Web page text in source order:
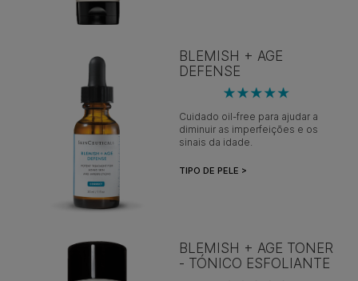
BLEMISH + AGE
DEFENSE
Cuidado oil-free para ajudar a
diminuir as imperfeições e os
sinais da idade.
TIPO DE PELE >
BLEMISH + AGE TONER
- TÓNICO ESFOLIANTE